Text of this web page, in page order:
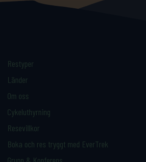
Restyper
Länder
Om oss
Cykeluthyrning
Resevillkor
Boka och res tryggt med EverTrek